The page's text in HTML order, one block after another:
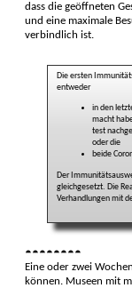
dass die geöff­neten
und eine maximale
ver­bind­lich ist.
Die ersten
ent­weder
in den
macht
test
oder die
beide
Der
gleich­ge­setzt. Die
Ver­hand­lun­gen mit
◓◓◓◓◓◓◓◓
Eine oder zwei
können. Museen mit